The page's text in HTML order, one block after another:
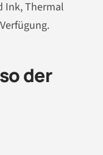
Ink, Thermal
der